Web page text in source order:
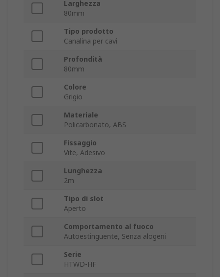
Larghezza
80mm
Tipo prodotto
Canalina per cavi
Profondità
80mm
Colore
Grigio
Materiale
Policarbonato, ABS
Fissaggio
Vite, Adesivo
Lunghezza
2m
Tipo di slot
Aperto
Comportamento al fuoco
Autoestinguente, Senza alogeni
Serie
HTWD-HF